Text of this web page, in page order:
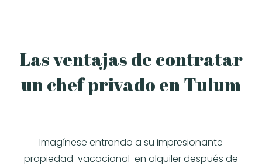
Las ventajas de contratar
un chef privado en Tulum
Imagínese entrando a su impresionante
propiedad vacacional en alquiler después de